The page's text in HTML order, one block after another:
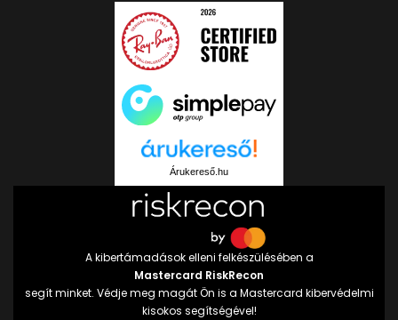
Árukereső.hu
A kibertámadások elleni felkészülésében a
Mastercard RiskRecon
segít minket. Védje meg magát Ön is a Mastercard kibervédelmi
kisokos segítségével!